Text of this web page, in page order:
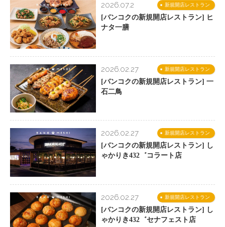
新規開店レストラン
2026.07.2
[バンコクの新規開店レストラン] ヒ
ナタ一膳
新規開店レストラン
2026.02.27
[バンコクの新規開店レストラン] 一
石二鳥
新規開店レストラン
2026.02.27
[バンコクの新規開店レストラン] し
ゃかりき432゛コラート店
新規開店レストラン
2026.02.27
[バンコクの新規開店レストラン] し
ゃかりき432゛セナフェスト店